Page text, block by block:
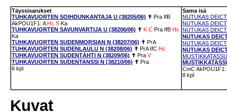
Täyssisarukset
TUHKAVUORTEN SOIHDUNKANTAJA U (38205/06) ✝ Pra IfB
AkPOU1F1: A Hc S Ka
TUHKAVUORTEN SAVUNVARTIJA U (38206/06) ✝ K C Pra IfB Hc
Ka
TUHKAVUORTEN SUDENMORSIAN N (38207/06) ✝ PrA
TUHKAVUORTEN SUDENLAULU N (38208/06) ✝ PrA IfC Hc
TUHKAVUORTEN SUDENTÄHTI N (38209/06) ✝ Pra V
TUHKAVUORTEN SUDENTANSSI N (38210/06) ✝ Pra
6 kpl
Sama isä
NUTUKAS
NUTUKAS
NUTUKAS
NUTUKAS
NUTUKAS
NUTUKAS
CmCAkPOU1F1:
8 kpl
Kuvat